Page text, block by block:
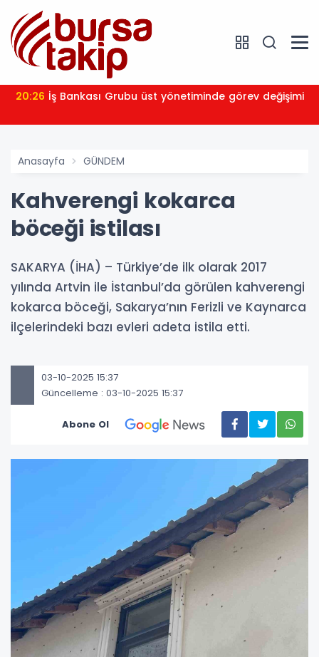
20:26 İş Bankası Grubu üst yönetiminde görev değişimi
Anasayfa GÜNDEM
Kahverengi kokarca
böceği istilası
SAKARYA (İHA) – Türkiye’de ilk olarak 2017
yılında Artvin ile İstanbul’da görülen kahverengi
kokarca böceği, Sakarya’nın Ferizli ve Kaynarca
ilçelerindeki bazı evleri adeta istila etti.
03-10-2025 15:37
Güncelleme : 03-10-2025 15:37
Abone Ol